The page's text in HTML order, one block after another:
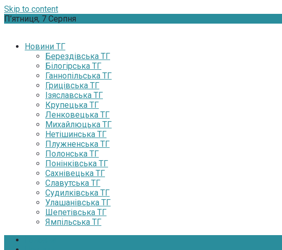
Skip to content
П’ятниця, 7 Серпня
Новини ТГ
Берездівська ТГ
Білогірська ТГ
Ганнопільська ТГ
Грицівська ТГ
Ізяславська ТГ
Крупецька ТГ
Ленковецька ТГ
Михайлюцька ТГ
Нетішинська ТГ
Плужненська ТГ
Полонська ТГ
Понінківська ТГ
Сахнівецька ТГ
Славутська ТГ
Судилківська ТГ
Улашанівська ТГ
Шепетівська ТГ
Ямпільська ТГ